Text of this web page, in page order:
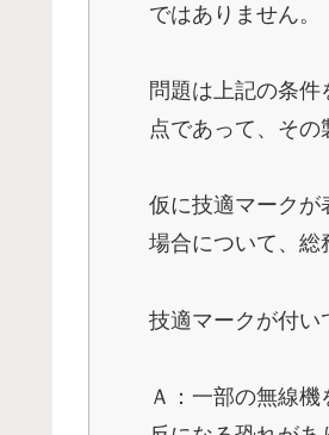
ではありません。
問題は上記の条
点であって、その
仮に技適マークが
場合について、総
技適マークが付い
Ａ：一部の無線